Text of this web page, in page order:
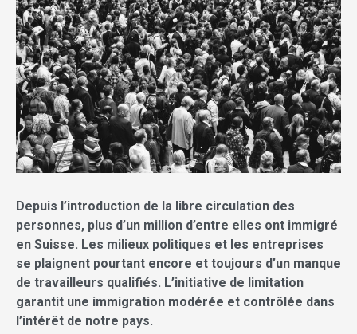
Depuis l’introduction de la libre circulation des
personnes, plus d’un million d’entre elles ont immigré
en Suisse. Les milieux politiques et les entreprises
se plaignent pourtant encore et toujours d’un manque
de travailleurs qualifiés. L’initiative de limitation
garantit une immigration modérée et contrôlée dans
l’intérêt de notre pays.